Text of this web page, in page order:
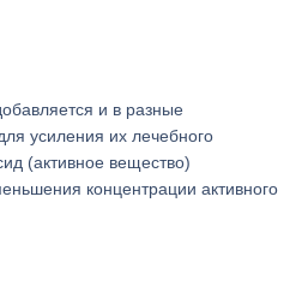
и в разные
усиления их лечебного
(активное вещество)
концентрации активного